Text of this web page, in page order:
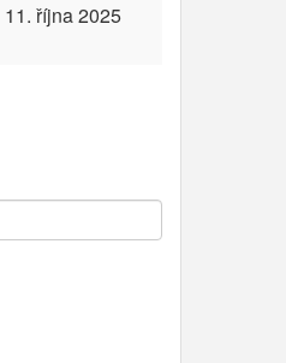
11. října 2025